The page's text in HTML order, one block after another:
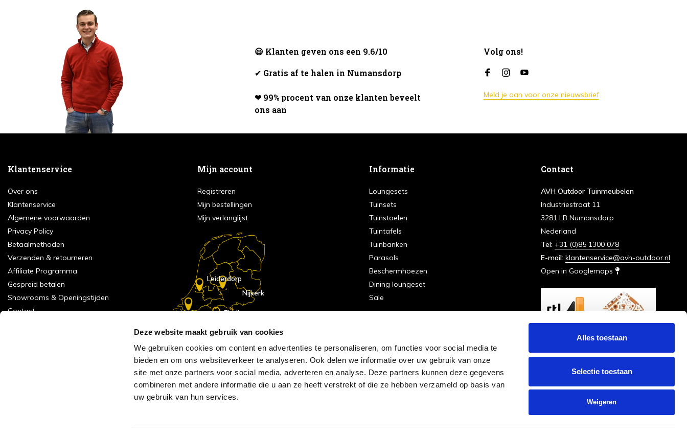
Deze website maakt gebruik van cookies
We gebruiken cookies om content en advertenties te personaliseren, om functies voor social media te
bieden en om ons websiteverkeer te analyseren. Ook delen we informatie over uw gebruik van onze
site met onze partners voor social media, adverteren en analyse. Deze partners kunnen deze gegevens
combineren met andere informatie die u aan ze heeft verstrekt of die ze hebben verzameld op basis van
uw gebruik van hun services.
Alles toestaan
Selectie toestaan
Weigeren
😃 Klanten geven ons een 9.6/10
✔ Gratis af te halen in Numansdorp
❤ 99% procent van onze klanten beveelt
ons aan
Volg ons!
Meld je aan voor onze nieuwsbrief
Klantenservice
Over ons
Klantenservice
Algemene voorwaarden
Privacy Policy
Betaalmethoden
Verzenden & retourneren
Affiliate Programma
Gespreid betalen
Showrooms & Openingstijden
Contact
Mijn account
Registreren
Mijn bestellingen
Mijn verlanglijst
Eindhoven
Nijkerk
Leiderdorp
Informatie
Loungesets
Tuinsets
Tuinstoelen
Tuintafels
Tuinbanken
Parasols
Beschermhoezen
Dining loungeset
Sale
Contact
AVH Outdoor Tuinmeubelen
Industriestraat 11
3281 LB Numansdorp
Nederland
Tel: +31 (0)85 1300 078
E-mail: klantenservice@avh-outdoor.nl
Open in Googlemaps